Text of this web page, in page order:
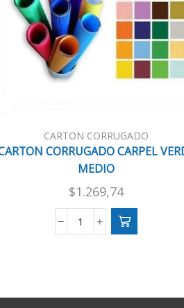
CARTON CORRUGADO
CORRUGADO CARPEL
MEDIO
$1.269,74
CARTON
cantidad